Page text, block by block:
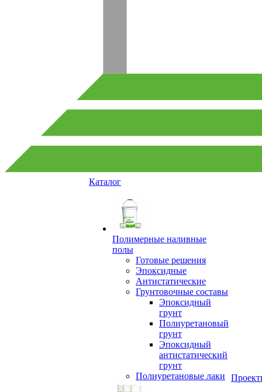
Каталог
Полимерные наливные
полы
Готовые решения
Эпоксидные
Антистатические
Грунтовочные составы
Эпоксидный
грунт
Полиуретановый
грунт
Эпоксидный
антистатический
грунт
Полиуретановые лаки